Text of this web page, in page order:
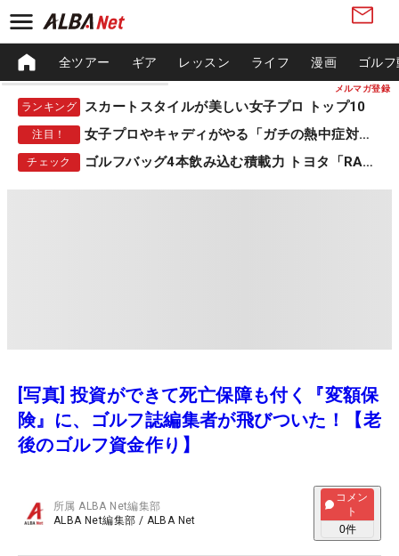
メルマガ登録
全ツアー ギア レッスン ライフ 漫画 ゴル
ランキング スカートスタイルが美しい女子プロ トップ10
注目！ 女子プロやキャディがやる「ガチの熱中症対策」
チェック ゴルフバッグ4本飲み込む積載力 トヨタ「RAV4」
[写真] 投資ができて死亡保障も付く『変額保
険』に、ゴルフ誌編集者が飛びついた！【老
後のゴルフ資金作り】
所属ALBA Net編集部
ALBA Net編集部 / ALBA Net
コメン
ト
0件